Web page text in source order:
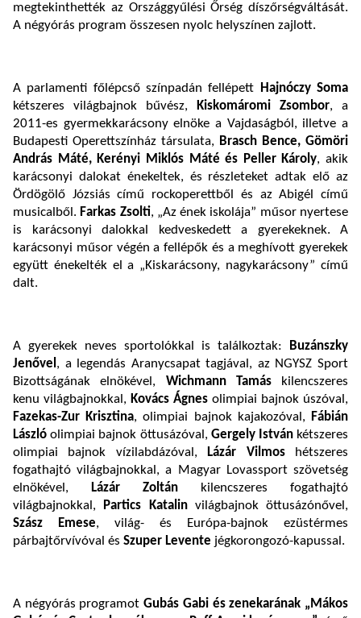
megtekinthették az Országgyűlési Őrség díszőrségváltását.
A négyórás program összesen nyolc helyszínen zajlott.
A parlamenti főlépcső színpadán fellépett
Hajnóczy Soma
kétszeres világbajnok bűvész,
Kiskomáromi Zsombor, a
2011-es gyermekkarácsony elnöke a Vajdaságból, illetve a
Budapesti Operettszínház társulata, Brasch Bence, Gömöri
András Máté, Kerényi Miklós Máté és Peller Károly, akik
karácsonyi dalokat énekeltek, és részleteket adtak elő az
Ördögölő Józsiás című rockoperettből és az Abigél című
musicalből. Farkas Zsolti, „Az ének iskolája” műsor nyertese
is karácsonyi dalokkal kedveskedett a gyerekeknek. A
karácsonyi műsor végén a fellépők és a meghívott gyerekek
együtt énekelték el a „Kiskarácsony, nagykarácsony” című
dalt.
A gyerekek neves sportolókkal is találkoztak:
Buzánszky
Jenővel , a legendás Aranycsapat tagjával, az NGYSZ Sport
Bizottságának elnökével, Wichmann Tamáskilencszeres
kenu világbajnokkal, Kovács Ágnes olimpiai bajnok úszóval,
Fazekas-Zur Krisztina, olimpiai bajnok kajakozóval,
Fábián
László olimpiai bajnok öttusázóval, Gergely Istvánkétszeres
olimpiai bajnok vízilabdázóval,
Lázár Vilmoshétszeres
fogathajtó világbajnokkal, a Magyar Lovassport szövetség
elnökével,
Lázár Zoltán kilencszeres fogathajtó
világbajnokkal,
Partics Katalinvilágbajnok öttusázónővel,
Szász Emese, világ- és Európa-bajnok ezüstérmes
párbajtőrvívóval és Szuper Levente jégkorongozó-kapussal.
A négyórás programotGubás Gabi és zenekarának „Mákos